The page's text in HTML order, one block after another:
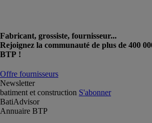
Fabricant, grossiste, fournisseur...
Rejoignez la communauté de plus de 400
BTP !
Offre fournisseurs
Newsletter
batiment et construction S'abonner
BatiAdvisor
Annuaire BTP